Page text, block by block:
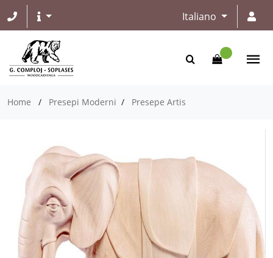
Italiano
Home / Presepi Moderni / Presepe Artis